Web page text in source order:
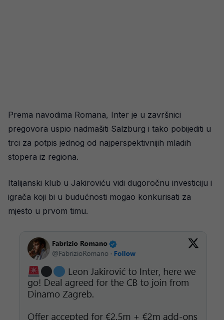
Prema navodima Romana, Inter je u završnici
pregovora uspio nadmašiti Salzburg i tako pobijediti u
trci za potpis jednog od najperspektivnijih mladih
stopera iz regiona.
Italijanski klub u Jakiroviću vidi dugoročnu investiciju i
igrača koji bi u budućnosti mogao konkurisati za
mjesto u prvom timu.